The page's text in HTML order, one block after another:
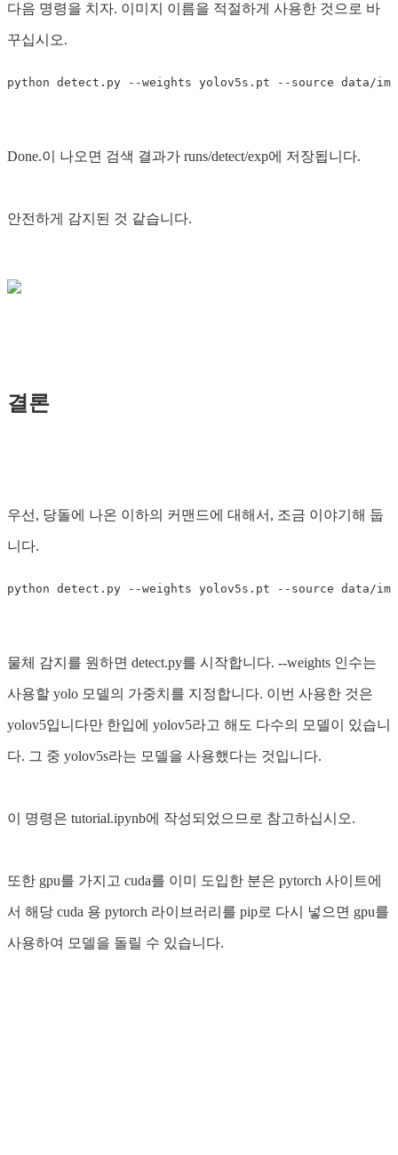
다음 명령을 치자. 이미지 이름을 적절하게 사용한 것으로 바
꾸십시오.
Done.이 나오면 검색 결과가 runs/detect/exp에 저장됩니다.
안전하게 감지된 것 같습니다.
결론
우선, 당돌에 나온 이하의 커맨드에 대해서, 조금 이야기해 둡
니다.
물체 감지를 원하면 detect.py를 시작합니다. --weights 인수는
사용할 yolo 모델의 가중치를 지정합니다. 이번 사용한 것은
yolov5입니다만 한입에 yolov5라고 해도 다수의 모델이 있습니
다. 그 중 yolov5s라는 모델을 사용했다는 것입니다.
이 명령은 tutorial.ipynb에 작성되었으므로 참고하십시오.
또한 gpu를 가지고 cuda를 이미 도입한 분은 pytorch 사이트에
서 해당 cuda 용 pytorch 라이브러리를 pip로 다시 넣으면 gpu를
사용하여 모델을 돌릴 수 있습니다.